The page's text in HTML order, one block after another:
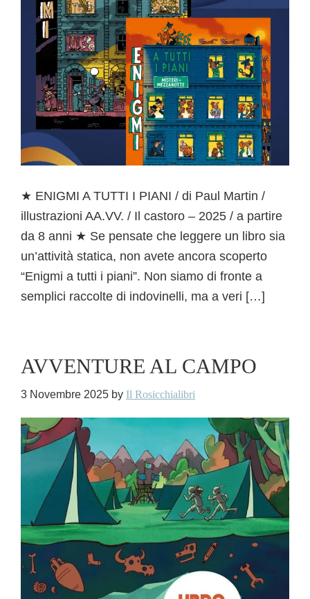
★ ENIGMI A TUTTI I PIANI / di Paul Martin /
illustrazioni AA.VV. / Il castoro – 2025 / a partire
da 8 anni ★ Se pensate che leggere un libro sia
un’attività statica, non avete ancora scoperto
“Enigmi a tutti i piani”. Non siamo di fronte a
semplici raccolte di indovinelli, ma a veri […]
AVVENTURE AL CAMPO
3 Novembre 2025 by Il Rosicchialibri